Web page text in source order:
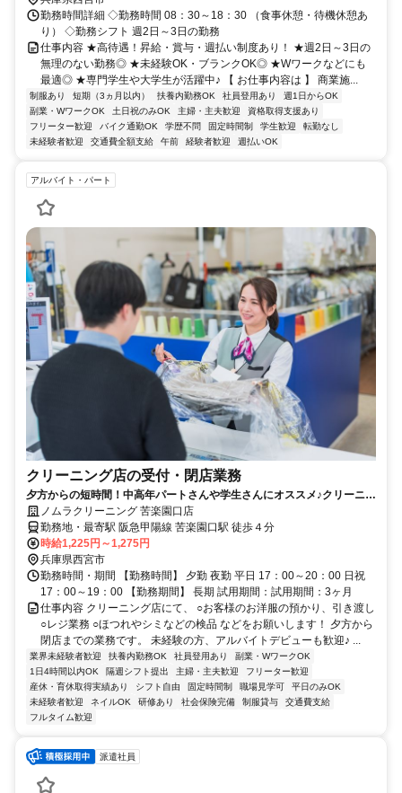
勤務時間詳細 ◇勤務時間 08：30～18：30 （食事休憩・待機休憩あ
り） ◇勤務シフト 週2日～3日の勤務
仕事内容 ★高待遇！昇給・賞与・週払い制度あり！ ★週2日～3日の
無理のない勤務◎ ★未経験OK・ブランクOK◎ ★Wワークなどにも
最適◎ ★専門学生や大学生が活躍中♪ 【 お仕事内容は 】 商業施...
制服あり 短期（3ヵ月以内） 扶養内勤務OK 社員登用あり
週1日からOK
副業・WワークOK
土日祝のみOK 主婦・主夫歓迎
資格取得支援あり
フリーター歓迎
バイク通勤OK 学歴不問 固定時間制 学生歓迎
転勤なし
未経験者歓迎
交通費全額支給 午前 経験者歓迎 週払いOK
アルバイト・パート
クリーニング店の受付・閉店業務
夕方からの短時間！中高年パートさんや学生さんにオススメ♪クリーニン
グ店での受付業務
ノムラクリーニング 苦楽園口店
勤務地・最寄駅 阪急甲陽線 苦楽園口駅 徒歩４分
時給1,225円～1,275円
兵庫県西宮市
勤務時間・期間 【勤務時間】 夕勤 夜勤 平日 17：00～20：00 日祝
17：00～19：00 【勤務期間】 長期 試用期間：試用期間：3ヶ月
仕事内容 クリーニング店にて、 ○お客様のお洋服の預かり、引き渡し
○レジ業務 ○ほつれやシミなどの検品 などをお願いします！ 夕方から
閉店までの業務です。 未経験の方、アルバイトデビューも歓迎♪ ...
業界未経験者歓迎 扶養内勤務OK 社員登用あり
副業・WワークOK
1日4時間以内OK
隔週シフト提出 主婦・主夫歓迎
フリーター歓迎
産休・育休取得実績あり
シフト自由 固定時間制 職場見学可
平日のみOK
未経験者歓迎
ネイルOK 研修あり 社会保険完備 制服貸与
交通費支給
フルタイム歓迎
派遣社員